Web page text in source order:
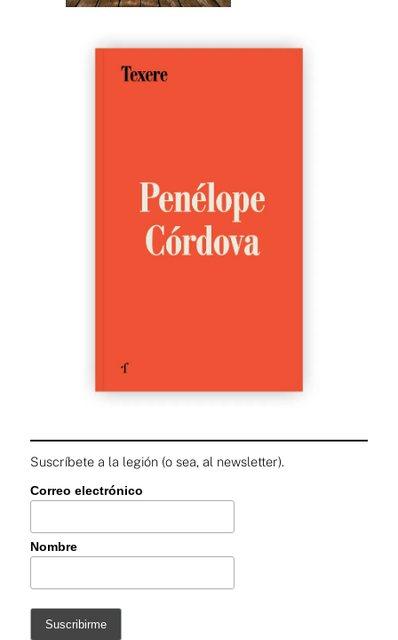
Suscríbete a la legión (o sea, al newsletter).
Correo electrónico
Nombre